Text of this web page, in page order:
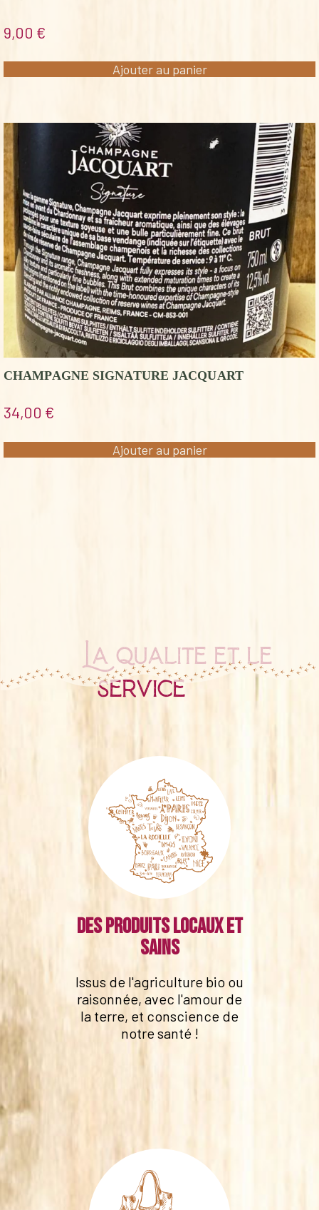
9,00 €
Ajouter au panier
CHAMPAGNE SIGNATURE JACQUART
34,00 €
Ajouter au panier
La qualité et le
service
Des produits locaux et
sains
Issus de l'agriculture bio ou
raisonnée, avec l'amour de
la terre, et conscience de
notre santé !